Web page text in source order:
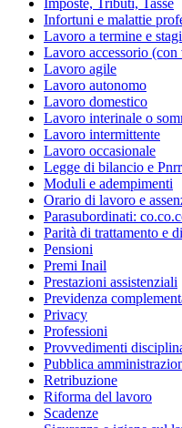
Imposte, Tributi, Tasse
Infortuni e malattie
Lavoro a termine e
Lavoro accessorio (con
Lavoro agile
Lavoro autonomo
Lavoro domestico
Lavoro interinale o
Lavoro intermittente
Lavoro occasionale
Legge di bilancio e Pnrr
Moduli e adempimenti
Orario di lavoro e
Parasubordinati:
Parità di trattamento e
Pensioni
Premi Inail
Prestazioni assistenziali
Previdenza
Privacy
Professioni
Provvedimenti
Pubblica
Retribuzione
Riforma del lavoro
Scadenze